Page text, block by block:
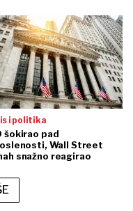
i politika
šokirao pad
Wall Street
snažno reagirao